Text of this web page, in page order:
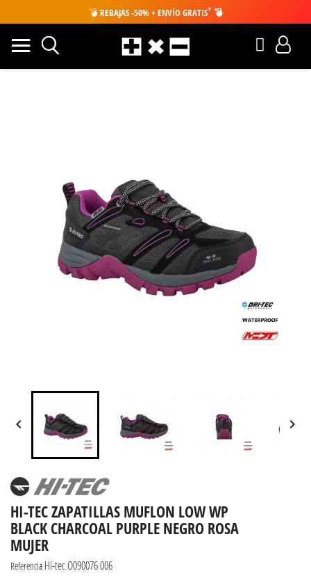
💣 REBAJAS -50% + ENVÍO GRATIS* 💣
 
HI-TEC ZAPATILLAS MUFLON LOW WP
BLACK CHARCOAL PURPLE NEGRO ROSA
MUJER
Referencia Hi-tec O090076 006